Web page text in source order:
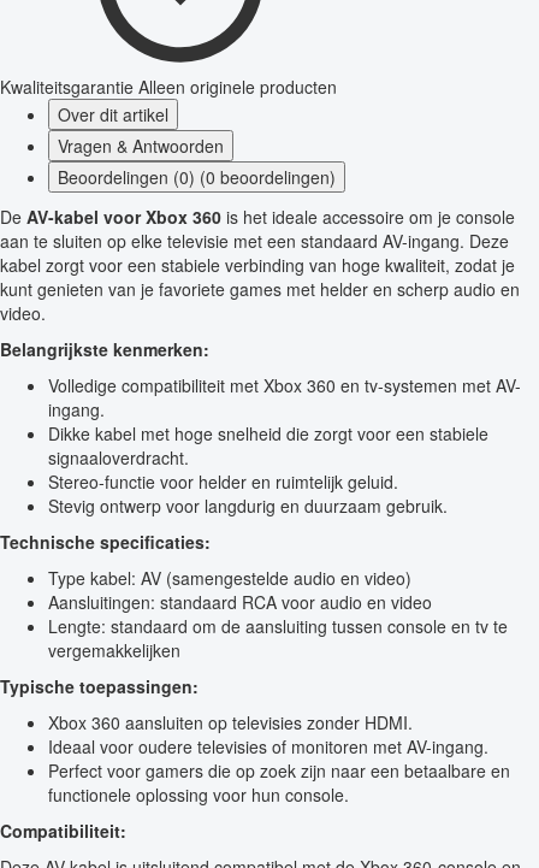
Kwaliteitsgarantie Alleen originele producten
Over dit artikel
Vragen & Antwoorden
Beoordelingen (0) (0 beoordelingen)
De AV-kabel voor Xbox 360 is het ideale accessoire om je console
aan te sluiten op elke televisie met een standaard AV-ingang. Deze
kabel zorgt voor een stabiele verbinding van hoge kwaliteit, zodat je
kunt genieten van je favoriete games met helder en scherp audio en
video.
Belangrijkste kenmerken:
Volledige compatibiliteit met Xbox 360 en tv-systemen met AV-
ingang.
Dikke kabel met hoge snelheid die zorgt voor een stabiele
signaaloverdracht.
Stereo-functie voor helder en ruimtelijk geluid.
Stevig ontwerp voor langdurig en duurzaam gebruik.
Technische specificaties:
Type kabel: AV (samengestelde audio en video)
Aansluitingen: standaard RCA voor audio en video
Lengte: standaard om de aansluiting tussen console en tv te
vergemakkelijken
Typische toepassingen:
Xbox 360 aansluiten op televisies zonder HDMI.
Ideaal voor oudere televisies of monitoren met AV-ingang.
Perfect voor gamers die op zoek zijn naar een betaalbare en
functionele oplossing voor hun console.
Compatibiliteit: